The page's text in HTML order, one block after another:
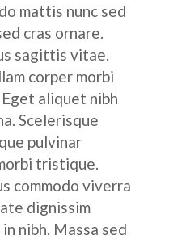
mattis nunc sed
cras ornare.
sagittis vitae.
corper morbi
aliquet nibh
Scelerisque
pulvinar
tristique.
commodo viverra
dignissim
nibh. Massa sed